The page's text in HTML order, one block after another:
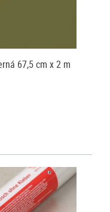
67,5 cm x 2 m